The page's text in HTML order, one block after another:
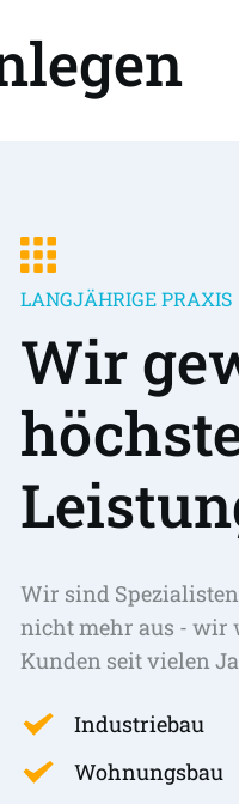
LANGJÄHRIGE PRAXIS
Wir
Wir sind
nicht mehr aus - wir
Kunden seit vielen
Industriebau
Wohnungsbau